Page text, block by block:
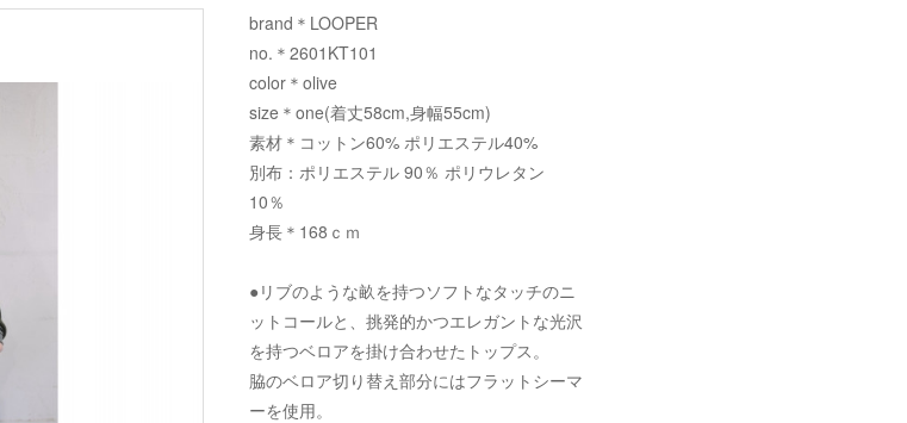
brand＊LOOPER
no.＊2601KT101
color＊olive
size＊one(着丈58cm,身幅55cm)
素材＊コットン60% ポリエステル40%
別布：ポリエステル 90％ ポリウレタン
10％
身長＊168ｃｍ
●リブのような畝を持つソフトなタッチのニ
ットコールと、挑発的かつエレガントな光沢
を持つベロアを掛け合わせたトップス。
脇のベロア切り替え部分にはフラットシーマ
ーを使用。